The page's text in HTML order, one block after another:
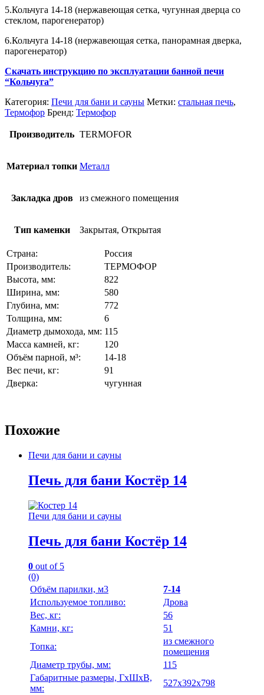
5.Кольчуга 14-18 (нержавеющая сетка, чугунная дверца со
стеклом, парогенератор)
6.Кольчуга 14-18 (нержавеющая сетка, панорамная дверка,
парогенератор)
Скачать инструкцию по эксплуатации банной печи
“Кольчуга”
Категория: Печи для бани и сауны Метки: стальная печь,
Термофор Бренд: Термофор
Производитель TERMOFOR
Материал топки Металл
Закладка дров из смежного помещения
Тип каменки Закрытая, Открытая
Страна:
Россия
Производитель:
ТЕРМОФОР
Высота, мм:
822
Ширина, мм:
580
Глубина, мм:
772
Толщина, мм:
6
Диаметр дымохода, мм: 115
Масса камней, кг:
120
Объём парной, м³:
14-18
Вес печи, кг:
91
Дверка:
чугунная
Похожие
Печи для бани и сауны
Печь для бани Костёр 14
Печи для бани и сауны
Печь для бани Костёр 14
0 out of 5
(0)
Объём парилки, м3
7-14
Используемое топливо:
Дрова
Вес, кг:
56
Камни, кг:
51
Топка:
из смежного
помещения
Диаметр трубы, мм:
115
Габаритные размеры, ГхШхВ,
мм:
527х392х798